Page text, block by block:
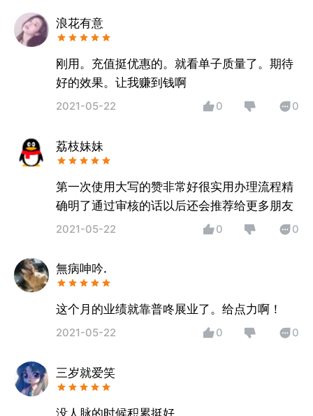
浪花有意
刚用。充值挺优惠的。就看单子质量了。期待
好的效果。让我赚到钱啊
2021-05-22 0 0
荔枝妹妹
第一次使用大写的赞非常好很实用办理流程精
确明了通过审核的话以后还会推荐给更多朋友
2021-05-22 0 0
無病呻吟.
这个月的业绩就靠普咚展业了。给点力啊！
2021-05-22 0 0
三岁就爱笑
没人脉的时候积累挺好